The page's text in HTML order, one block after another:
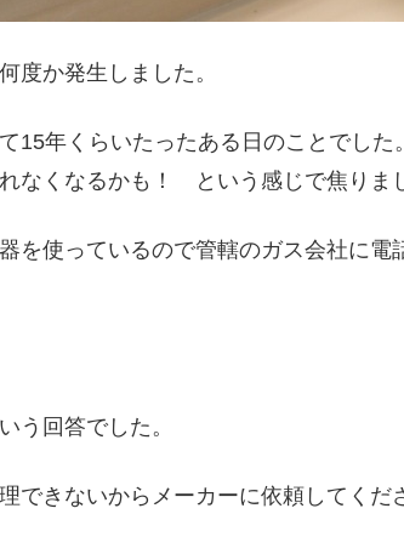
度か発生しました。
15年くらいたったある日のことでした。
なくなるかも！ という感じで焦りま
を使っているので管轄のガス会社に電
う回答でした。
できないからメーカーに依頼してくだ